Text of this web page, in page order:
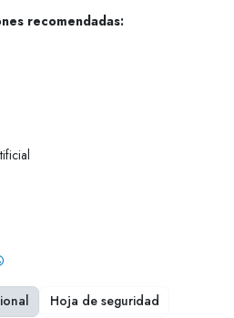
recomendadas:
Hoja de seguridad